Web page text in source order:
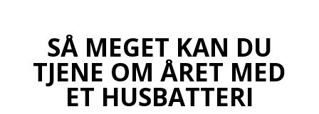
SÅ MEGET KAN DU
TJENE OM ÅRET MED
ET HUSBATTERI